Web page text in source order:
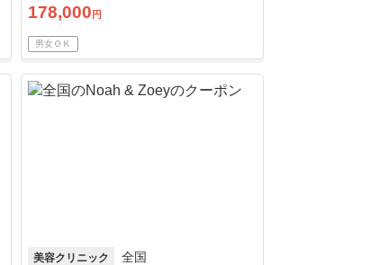
178,000 円
男女ＯＫ
美容クリニック 全国